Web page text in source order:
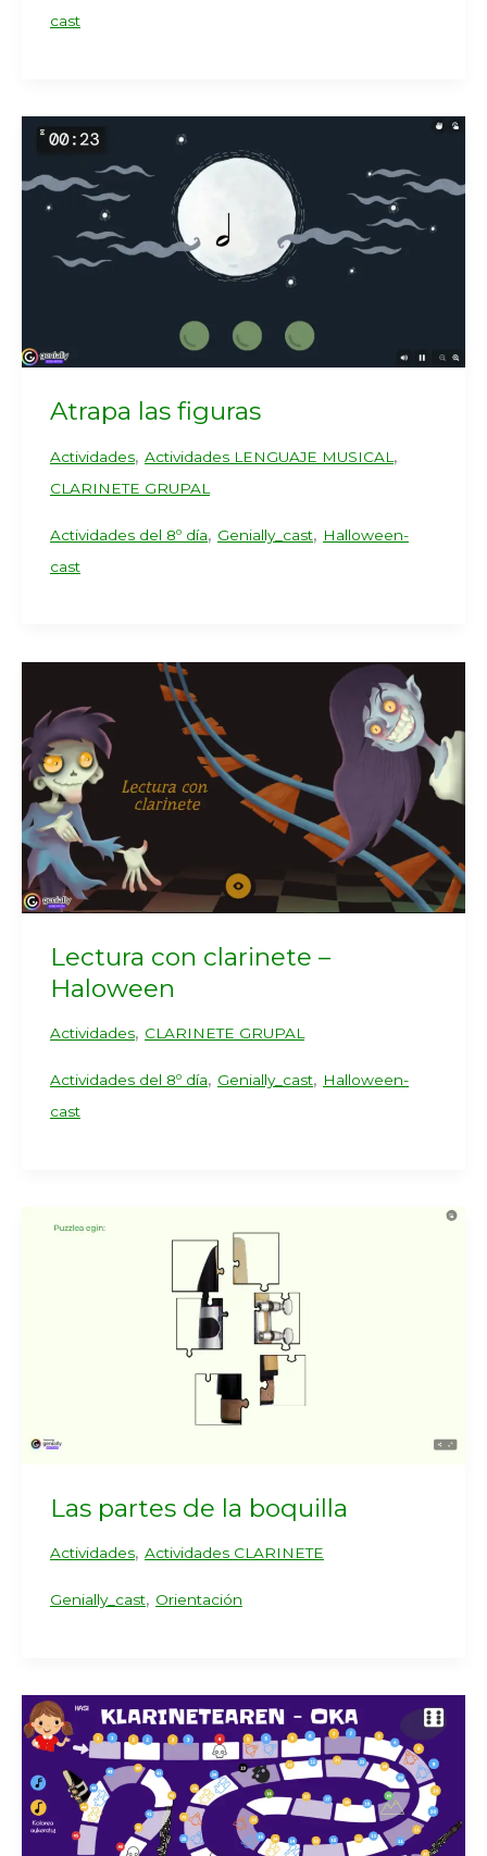
cast
Atrapa las figuras
Actividades, Actividades LENGUAJE MUSICAL ,
CLARINETE GRUPAL
Actividades del 8º día, Genially_cast, Halloween-
cast
Lectura con clarinete –
Haloween
Actividades, CLARINETE GRUPAL
Actividades del 8º día, Genially_cast, Halloween-
cast
Las partes de la boquilla
Actividades, Actividades CLARINETE
Genially_cast, Orientación